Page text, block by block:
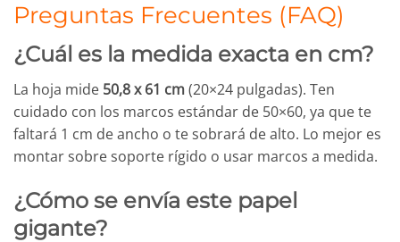
Preguntas Frecuentes (FAQ)
¿Cuál es la medida exacta en cm?
La hoja mide 50,8 x 61 cm(20×24 pulgadas). Ten
cuidado con los marcos estándar de 50×60, ya que te
faltará 1 cm de ancho o te sobrará de alto. Lo mejor es
montar sobre soporte rígido o usar marcos a medida.
¿Cómo se envía este papel
gigante?